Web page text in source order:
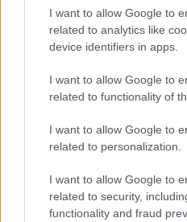
I want to allow Google to
related to analytics like
device identifiers in apps.
I want to allow Google to
related to functionality of
I want to allow Google to
related to personalization.
I want to allow Google to
related to security,
functionality and fraud
CHI SIAMO CONTATTI
OTTO